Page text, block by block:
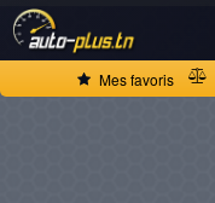
Mes favoris
ACCUEIL